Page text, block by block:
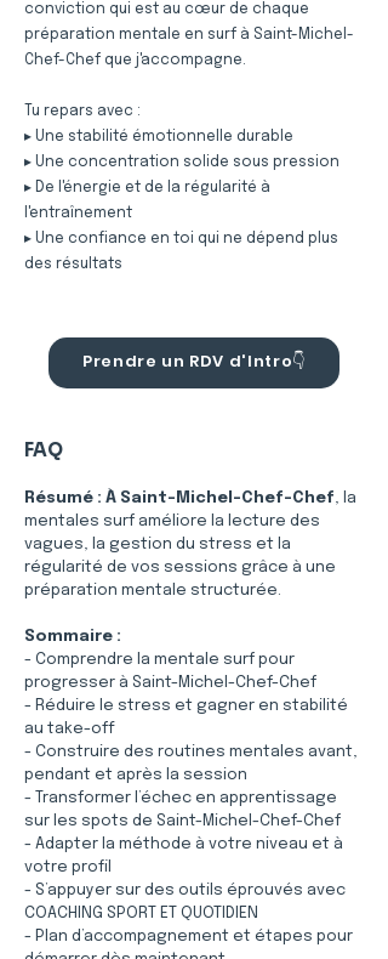
conviction qui est au cœur de chaque
préparation mentale en surf à Saint-Michel-
Chef-Chef que j'accompagne.
Tu repars avec :
▸ Une stabilité émotionnelle durable
▸ Une concentration solide sous pression
▸ De l'énergie et de la régularité à
l'entraînement
▸ Une confiance en toi qui ne dépend plus
des résultats
Prendre un RDV d'Intro👇
FAQ
Résumé : À Saint-Michel-Chef-Chef, la
mentales surf améliore la lecture des
vagues, la gestion du stress et la
régularité de vos sessions grâce à une
préparation mentale structurée.
Sommaire :
- Comprendre la mentale surf pour
progresser à Saint-Michel-Chef-Chef
- Réduire le stress et gagner en stabilité
au take-off
- Construire des routines mentales avant,
pendant et après la session
- Transformer l’échec en apprentissage
sur les spots de Saint-Michel-Chef-Chef
- Adapter la méthode à votre niveau et à
votre profil
- S’appuyer sur des outils éprouvés avec
COACHING SPORT ET QUOTIDIEN
- Plan d’accompagnement et étapes pour